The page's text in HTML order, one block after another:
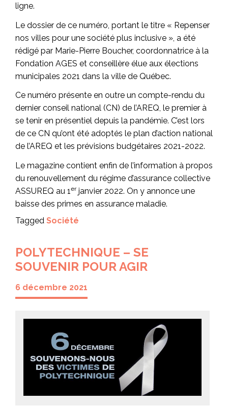
ligne.
Le dossier de ce numéro, portant le titre « Repenser
nos villes pour une société plus inclusive », a été
rédigé par Marie-Pierre Boucher, coordonnatrice à la
Fondation AGES et conseillère élue aux élections
municipales 2021 dans la ville de Québec.
Ce numéro présente en outre un compte-rendu du
dernier conseil national (CN) de l’AREQ, le premier à
se tenir en présentiel depuis la pandémie. C’est lors
de ce CN qu’ont été adoptés le plan d’action national
de l’AREQ et les prévisions budgétaires 2021-2022.
Le magazine contient enfin de l’information à propos
du renouvellement du régime d’assurance collective
ASSUREQ au 1erjanvier 2022. On y annonce une
baisse des primes en assurance maladie.
Tagged Société
POLYTECHNIQUE – SE
SOUVENIR POUR AGIR
6 décembre 2021